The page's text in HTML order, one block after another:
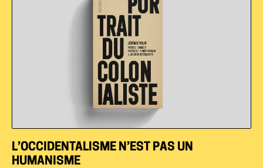
L’OCCIDENTALISME N’EST PAS UN
HUMANISME